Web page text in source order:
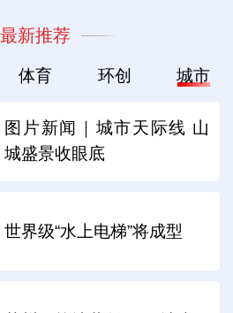
最新推荐
体育 环创 城市
图片新闻｜城市天际线 山
城盛景收眼底
世界级“水上电梯”将成型